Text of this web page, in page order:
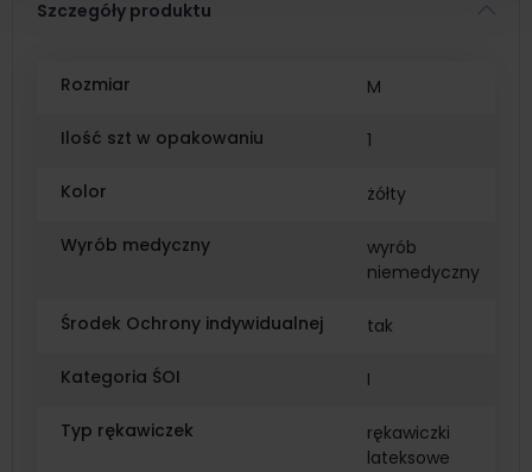
Szczegóły produktu
Rozmiar M
Ilość szt w opakowaniu 1
Kolor żółty
Wyrób medyczny
wyrób
niemedyczny
Środek Ochrony indywidualnej tak
Kategoria ŚOI I
Typ rękawiczek
rękawiczki
lateksowe